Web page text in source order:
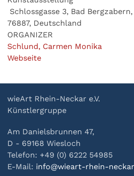
Schlossgasse 3, Bad
76887, Deutschland
ORGANIZER
Schlund, Carmen Monika
Webseite
wieArt Rhein-Neckar e.V.
Künstlergruppe
Am Danielsbrunnen 47,
D - 69168 Wiesloch
Telefon: +49 (0) 6222 54985
E-Mail: info@wieart-rhein-